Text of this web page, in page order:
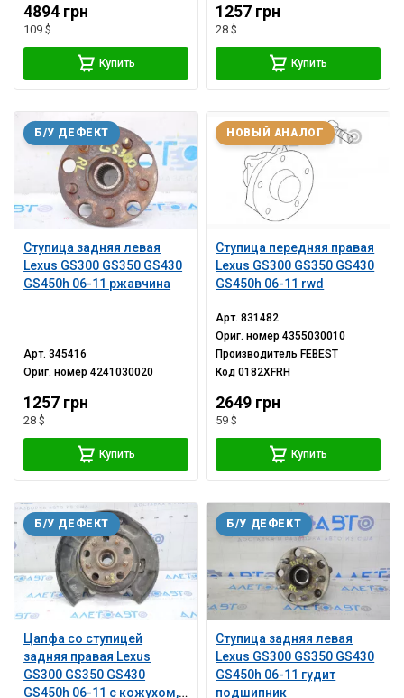
4894 грн
109 $
Купить
1257 грн
28 $
Купить
Ступица задняя левая
Lexus GS300 GS350 GS430
GS450h 06-11 ржавчина
Б/У ДЕФЕКТ
Арт.345416
Ориг. номер4241030020
1257 грн
28 $
Купить
Ступица передняя правая
Lexus GS300 GS350 GS430
GS450h 06-11 rwd
НОВЫЙ АНАЛОГ
Арт.831482
Ориг. номер4355030010
Производитель FEBEST
Код0182XFRH
2649 грн
59 $
Купить
Цапфа со ступицей
задняя правая Lexus
GS300 GS350 GS430
GS450h 06-11 с кожухом,
Б/У ДЕФЕКТ
Ступица задняя левая
Lexus GS300 GS350 GS430
GS450h 06-11 гудит
подшипник
Б/У ДЕФЕКТ